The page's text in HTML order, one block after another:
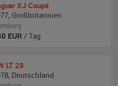
XJ Coupé
, Großbritannien
EUR / Tag
LT 28
, Deutschland